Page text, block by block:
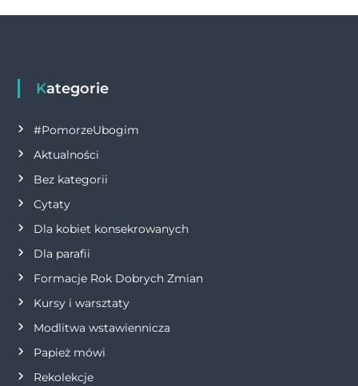
Kategorie
#PomorzeUbogim
Aktualności
Bez kategorii
Cytaty
Dla kobiet konsekrowanych
Dla parafii
Formacje Rok Dobrych Zmian
Kursy i warsztaty
Modlitwa wstawiennicza
Papież mówi
Rekolekcje